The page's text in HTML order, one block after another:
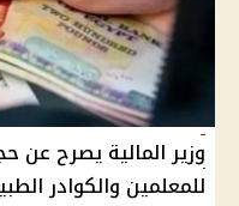
وزير المالية يصرح عن
للمعلمين والكوادر